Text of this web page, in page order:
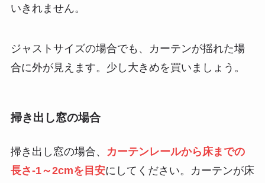
いきれません。
ジャストサイズの場合でも、カーテンが揺れた場
合に外が見えます。少し大きめを買いましょう。
掃き出し窓の場合
掃き出し窓の場合、
カーテンレールから床までの
長さ-1～2cmを目安にしてください。カーテンが床